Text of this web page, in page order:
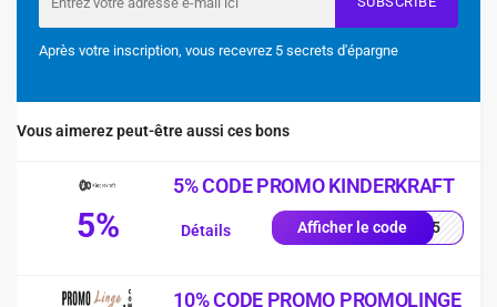
Après votre inscription, vous recevrez 5 secrets d'épargne
Vous aimerez peut-être aussi ces bons
5%
5% CODE PROMO KINDERKRAFT
Afficher le codeSIO5
Détails
10% CODE PROMO PROMOLINGE